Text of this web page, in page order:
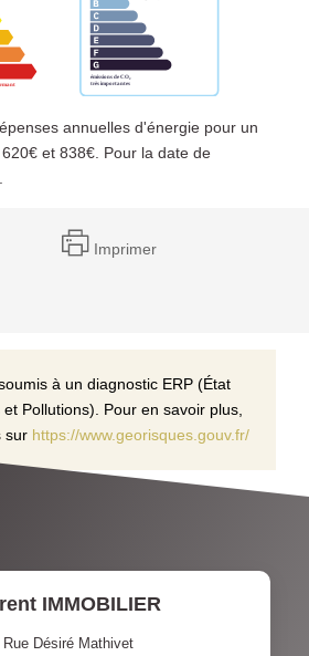
annuelles d'énergie pour un
et 838€. Pour la date de
Imprimer
à un diagnostic ERP (État
Pollutions). Pour en savoir plus,
sur https://www.georisques.gouv.fr/
IMMOBILIER
Rue Désiré Mathivet